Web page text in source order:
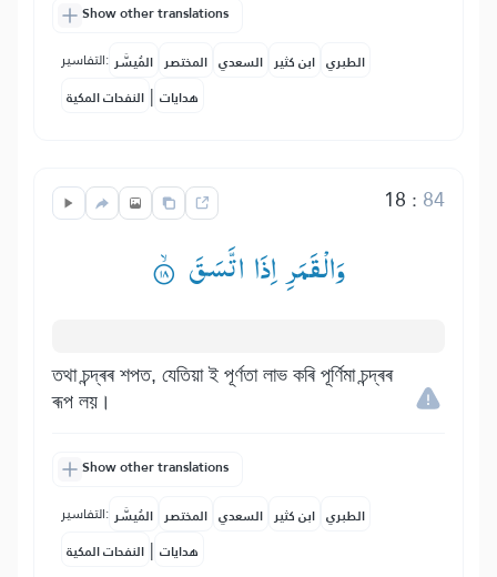
Show other translations
التفاسير: المُيسَّر المختصر السعدي ابن كثير الطبري
النفحات المكية | هدايات
18 : 84
وَالْقَمَرِ اِذَا اتَّسَقَ ۟ۙ
তথা চন্দ্ৰৰ শপত, যেতিয়া ই পূৰ্ণতা লাভ কৰি পূৰ্ণিমা চন্দ্ৰৰ
ৰূপ লয়।
Show other translations
التفاسير: المُيسَّر المختصر السعدي ابن كثير الطبري
النفحات المكية | هدايات